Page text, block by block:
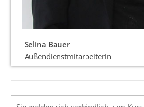
Selina Bauer
Außendienstmitarbeiterin